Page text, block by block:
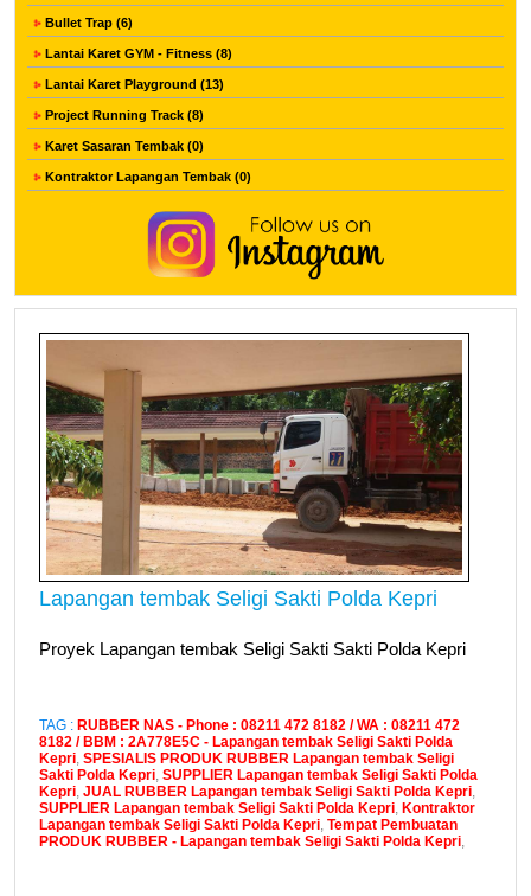
Bullet Trap (6)
Lantai Karet GYM - Fitness (8)
Lantai Karet Playground (13)
Project Running Track (8)
Karet Sasaran Tembak (0)
Kontraktor Lapangan Tembak (0)
Lapangan tembak Seligi Sakti Polda Kepri
Proyek Lapangan tembak Seligi Sakti Sakti Polda Kepri
TAG : RUBBER NAS - Phone : 08211 472 8182 / WA : 08211 472
8182 / BBM : 2A778E5C - Lapangan tembak Seligi Sakti Polda
Kepri, SPESIALIS PRODUK RUBBER Lapangan tembak Seligi
Sakti Polda Kepri, SUPPLIER Lapangan tembak Seligi Sakti Polda
Kepri, JUAL RUBBER Lapangan tembak Seligi Sakti Polda Kepri,
SUPPLIER Lapangan tembak Seligi Sakti Polda Kepri, Kontraktor
Lapangan tembak Seligi Sakti Polda Kepri, Tempat Pembuatan
PRODUK RUBBER - Lapangan tembak Seligi Sakti Polda Kepri,